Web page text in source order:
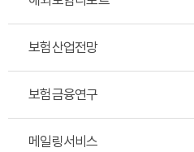
보험산업전망
보험금융연구
메일링서비스